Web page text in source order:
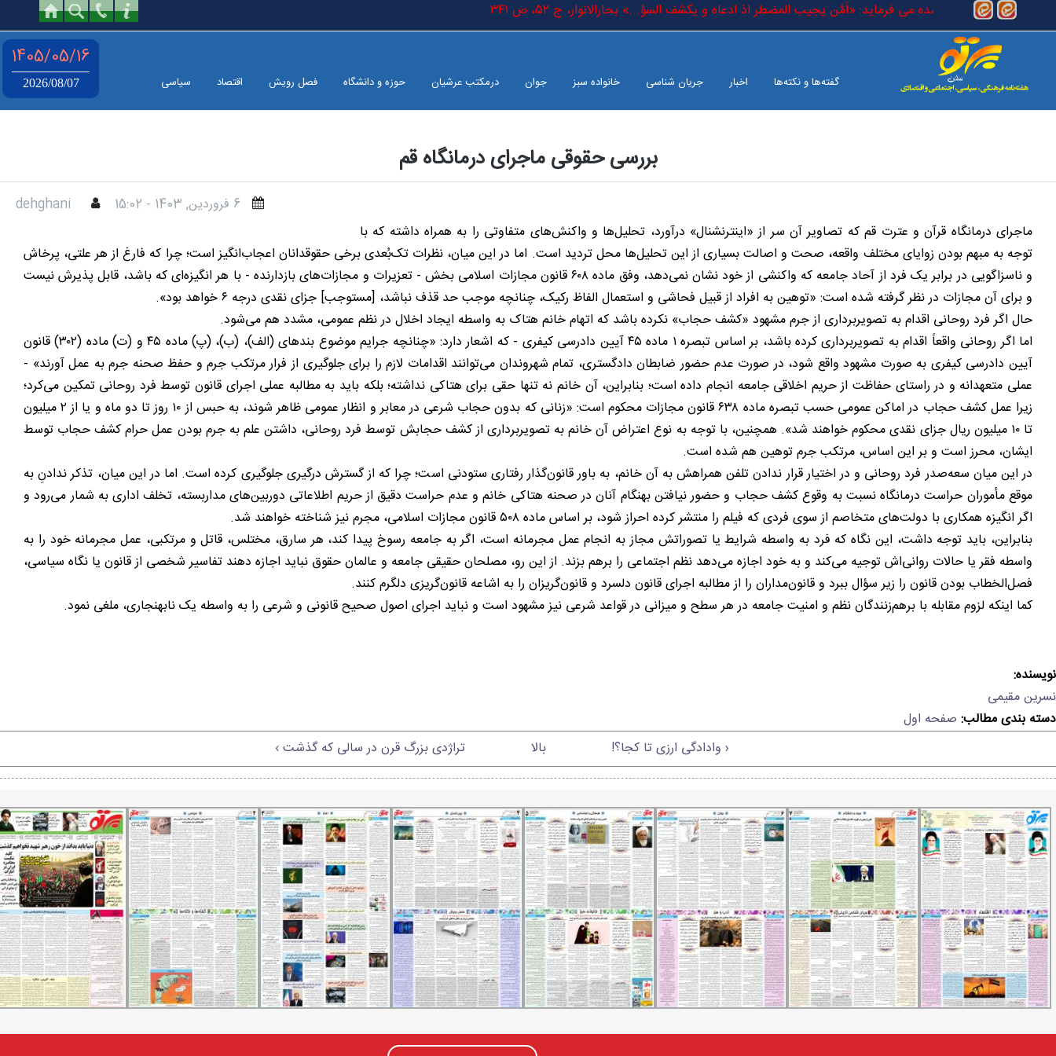
رفتن به محتوای اصلی
که در کتاب خدا آمده می فرماید: «اَمَّن یجیب المضطر اذ ادعاه و یکشف السؤ...» بحارالانوار، ج ٥٢، ص ٣٤١
گفته‌ها و نکته‌ها اخبار جریان شناسی خانواده سبز جوان درمکتب عرشیان حوزه و دانشگاه فصل رویش اقتصاد سیاسی
1405/05/16
2026/08/07
بررسی حقوقی ماجرای درمانگاه قم
6 فروردين, 1403 - 15:02
dehghani
ماجرای درمانگاه قرآن و عترت قم که تصاویر آن سر از «اینترنشنال» درآورد، تحلیل‌ها و واکنش‌های متفاوتی را به همراه داشته که با
توجه به مبهم بودن زوایای مختلف واقعه، صحت و اصالت بسیاری از این تحلیل‌ها محل تردید است. اما در این میان، نظرات تک‌بُعدی برخی حقوقدانان اعجاب‌انگیز است؛ چرا که فارغ از هر علتی، پرخاش
و ناسزاگویی در برابر یک فرد از آحاد جامعه که واکنشی از خود نشان نمی‌دهد، وفق ماده ۶۰۸ قانون مجازات اسلامی بخش - تعزیرات و مجازات‌های بازدارنده - با هر انگیزه‌ای که باشد، قابل پذیرش نیست
و برای آن مجازات در نظر گرفته شده است: «توهین به افراد از قبیل فحاشی و استعمال الفاظ رکیک، چنانچه موجب حد قذف نباشد، [مستوجب] جزای نقدی درجه ۶ خواهد بود».
حال اگر فرد روحانی اقدام به تصویربرداری از جرم مشهود «کشف حجاب» نکرده باشد که اتهام خانم هتاک به واسطه ایجاد اخلال در نظم عمومی، مشدد هم می‌شود.
اما اگر روحانی واقعاً اقدام به تصویربرداری کرده باشد، بر اساس تبصره ۱ ماده ۴۵ آیین دادرسی کیفری - که اشعار دارد: «چنانچه جرایم موضوع بندهای (الف)، (ب)، (پ) ماده ۴۵ و (ت) ماده (۳۰۲) قانون
آیین دادرسی کیفری به صورت مشهود واقع شود، در صورت عدم حضور ضابطان دادگستری، تمام شهروندان می‌توانند اقدامات لازم را برای جلوگیری از فرار مرتکب جرم و حفظ صحنه جرم به عمل آورند» -
عملی متعهدانه و در راستای حفاظت از حریم اخلاقی جامعه انجام داده است؛ بنابراین، آن خانم نه تنها حقی برای هتاکی نداشته؛ بلکه باید به مطالبه عملی اجرای قانون توسط فرد روحانی تمکین می‌کرد؛
زیرا عمل کشف حجاب در اماکن عمومی حسب تبصره ماده ۶۳۸ قانون مجازات محکوم است: «زنانی که بدون حجاب شرعی در معابر و انظار عمومی ظاهر شوند، به حبس از ۱۰ روز تا دو ماه و یا از ۲ میلیون
تا ۱۰ میلیون ریال جزای نقدی محکوم خواهند شد». همچنین، با توجه به نوع اعتراض آن خانم به تصویربرداری از کشف حجابش توسط فرد روحانی، داشتن علم به جرم بودن عمل حرام کشف حجاب توسط
ایشان، محرز است و بر این اساس، مرتکب جرم توهین هم شده است.
در این میان سعه‌صدر فرد روحانی و در اختیار قرار ندادن تلفن همراهش به آن خانم، به باور قانون‌گذار رفتاری ستودنی است؛ چرا که از گسترش درگیری جلوگیری کرده است. اما در این میان، تذکر ندادنِ به
موقع مأموران حراست درمانگاه نسبت به وقوع کشف حجاب و حضور نیافتن بهنگام آنان در صحنه هتاکی خانم و عدم حراست دقیق از حریم اطلاعاتی دوربین‌های مداربسته، تخلف اداری به شمار می‌رود و
اگر انگیزه همکاری با دولت‌های متخاصم از سوی فردی که فیلم را منتشر کرده احراز شود، بر اساس ماده ۵۰۸ قانون مجازات اسلامی، مجرم نیز شناخته خواهند شد.
بنابراین، باید توجه داشت، این نگاه که فرد به واسطه شرایط یا تصوراتش مجاز به انجام عمل مجرمانه است، اگر به جامعه رسوخ پیدا کند، هر سارق، مختلس، قاتل و مرتکبی، عمل مجرمانه خود را به
واسطه فقر یا حالات روانی‌اش توجیه می‌کند و به خود اجازه می‌دهد نظم اجتماعی را برهم بزند. از این رو، مصلحان حقیقی جامعه و عالمان حقوق نباید اجازه دهند تفاسیر شخصی از قانون یا نگاه سیاسی،
فصل‌الخطاب بودن قانون را زیر سؤال ببرد و قانون‌مداران را از مطالبه اجرای قانون دلسرد و قانون‌گریزان را به اشاعه قانون‌گریزی دلگرم کنند.
کما اینکه لزوم مقابله با برهم‌زنندگان نظم و امنیت جامعه در هر سطح و میزانی در قواعد شرعی نیز مشهود است و نباید اجرای اصول صحیح قانونی و شرعی را به واسطه یک نابهنجاری، ملغی نمود.
نویسنده:
نسرین مقیمی
دسته بندی مطالب: صفحه اول
‹ وادادگی ارزی تا کجا؟!
بالا تراژدی بزرگ قرن در سالی که گذشت ›